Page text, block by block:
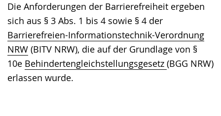
Die Anforderungen der Barrierefreiheit ergeben
sich aus § 3 Abs. 1 bis 4 sowie § 4 der
Barrierefreien-Informationstechnik-Verordnung
NRW (BITV NRW), die auf der Grundlage von §
10e Behindertengleichstellungsgesetz (BGG NRW)
erlassen wurde.